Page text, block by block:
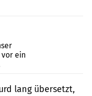
ein
lang übersetzt,